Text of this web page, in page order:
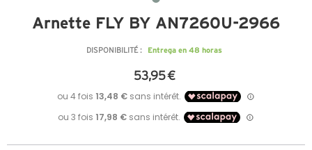
Arnette FLY BY AN7260U-2966
DISPONIBILITÉ : Entrega en 48 horas
53,95 €